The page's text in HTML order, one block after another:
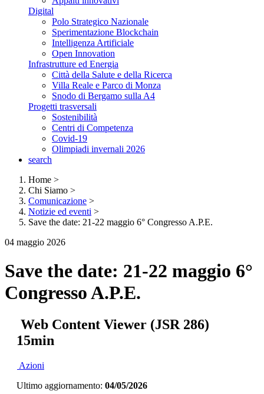
Digital
Polo Strategico Nazionale
Sperimentazione Blockchain
Intelligenza Artificiale
Open Innovation
Infrastrutture ed Energia
Città della Salute e della Ricerca
Villa Reale e Parco di Monza
Snodo di Bergamo sulla A4
Progetti trasversali
Sostenibilità
Centri di Competenza
Covid-19
Olimpiadi invernali 2026
search
Home >
Chi Siamo >
Comunicazione >
Notizie ed eventi >
Save the date: 21-22 maggio 6° Congresso A.P.E.
04 maggio 2026
Save the date: 21-22 maggio 6°
Congresso A.P.E.
Web Content Viewer (JSR 286)
15min
Azioni
Ultimo aggiornamento: 04/05/2026